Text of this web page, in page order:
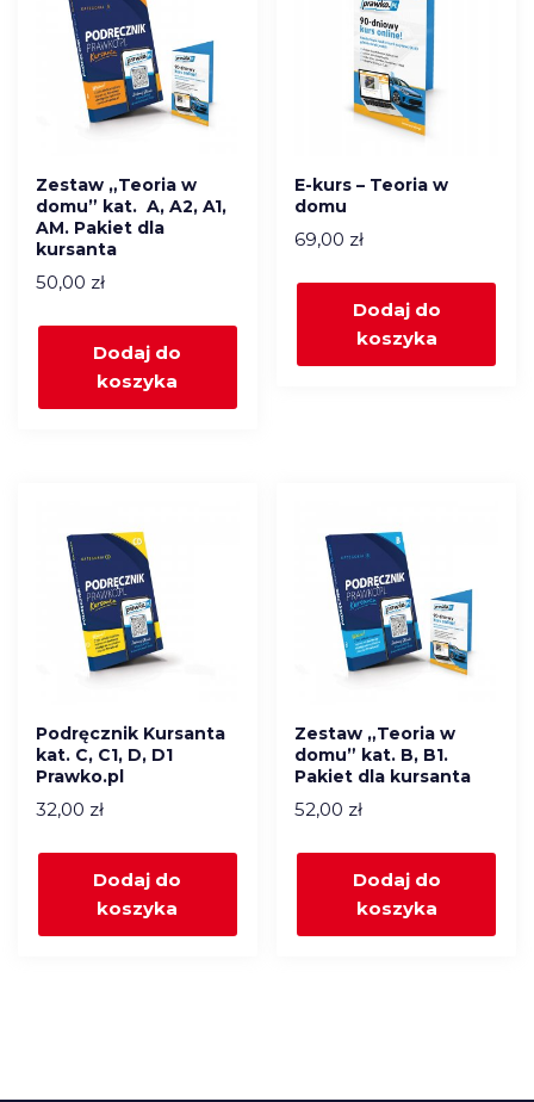
Zestaw „Teoria w
domu” kat. A, A2, A1,
AM. Pakiet dla
kursanta
50,00 zł
Dodaj do
koszyka
E-kurs – Teoria w
domu
69,00 zł
Dodaj do
koszyka
Podręcznik Kursanta
kat. C, C1, D, D1
Prawko.pl
32,00 zł
Dodaj do
koszyka
Zestaw „Teoria w
domu” kat. B, B1.
Pakiet dla kursanta
52,00 zł
Dodaj do
koszyka